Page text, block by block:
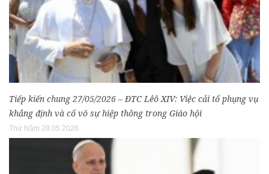
Tiếp kiến chung 27/05/2026 – ĐTC Lêô XIV: Việc cải tổ phụng vụ
khẳng định và cổ võ sự hiệp thông trong Giáo hội
Thứ Năm 28.05.2026